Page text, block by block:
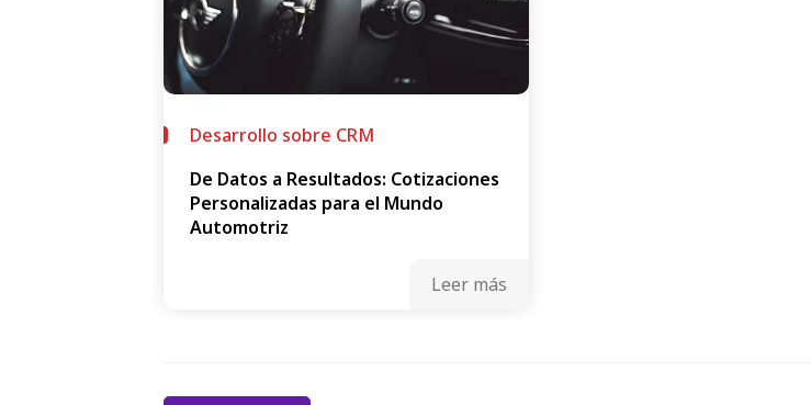
Desarrollo sobre CRM
De Datos a Resultados: Cotizaciones
Personalizadas para el Mundo
Automotriz
Leer más